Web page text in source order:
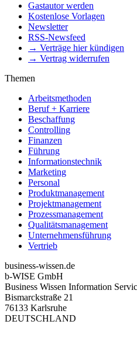
Gastautor werden
Kostenlose Vorlagen
Newsletter
RSS-Newsfeed
→ Verträge hier kündigen
→ Vertrag widerrufen
Themen
Arbeitsmethoden
Beruf + Karriere
Beschaffung
Controlling
Finanzen
Führung
Informationstechnik
Marketing
Personal
Produktmanagement
Projektmanagement
Prozessmanagement
Qualitätsmanagement
Unternehmensführung
Vertrieb
business-wissen.de
b-WISE GmbH
Business Wissen Information
Bismarckstraße 21
76133 Karlsruhe
DEUTSCHLAND